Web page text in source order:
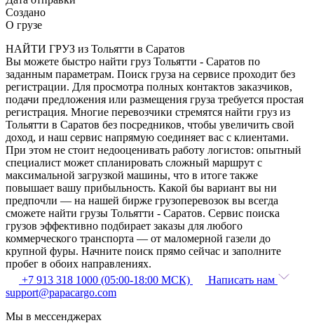
Создано
О грузе
НАЙТИ ГРУЗ из Тольятти в Саратов
Вы можете быстро найти груз Тольятти - Саратов по
заданным параметрам. Поиск груза на сервисе проходит без
регистрации. Для просмотра полных контактов заказчиков,
подачи предложения или размещения груза требуется простая
регистрация. Многие перевозчики стремятся найти груз из
Тольятти в Саратов без посредников, чтобы увеличить свой
доход, и наш сервис напрямую соединяет вас с клиентами.
При этом не стоит недооценивать работу логистов: опытный
специалист может спланировать сложный маршрут с
максимальной загрузкой машины, что в итоге также
повышает вашу прибыльность. Какой бы вариант вы ни
предпочли — на нашей бирже грузоперевозок вы всегда
сможете найти грузы Тольятти - Саратов. Сервис поиска
грузов эффективно подбирает заказы для любого
коммерческого транспорта — от маломерной газели до
крупной фуры. Начните поиск прямо сейчас и заполните
пробег в обоих направлениях.
+7 913 318 1000 (05:00-18:00 МСК)
Написать нам
support@papacargo.com
Мы в мессенджерах